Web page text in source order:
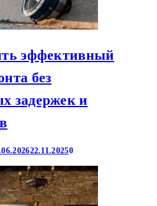
эффективный
без
задержек и
22.11.20250